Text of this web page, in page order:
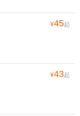
¥45起
¥43起